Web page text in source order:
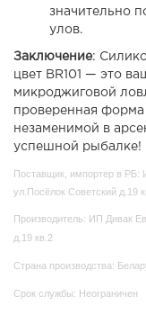
значительно
улов.
Заключение:
цвет BR101 — это
микроджиговой
проверенная форма
незаменимой в
успешной рыбалке!
Поставщик, импортер в РБ:
ул.Посёлок Советский д.19
Производитель: ИП Дивак
д.19 кв.2
Страна производства:
Срок службы: Неограничен